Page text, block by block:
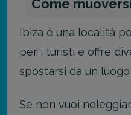
Come
Ibiza è una località
per i turisti e offre
spostarsi da un
Se non vuoi